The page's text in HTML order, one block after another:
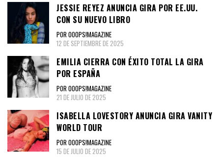
JESSIE REYEZ ANUNCIA GIRA POR EE.UU.
CON SU NUEVO LIBRO
POR OOOPS!MAGAZINE
12 DE SEPTIEMBRE DE 2025
EMILIA CIERRA CON ÉXITO TOTAL LA GIRA
POR ESPAÑA
POR OOOPS!MAGAZINE
21 DE JULIO DE 2025
ISABELLA LOVESTORY ANUNCIA GIRA VANITY
WORLD TOUR
POR OOOPS!MAGAZINE
15 DE JULIO DE 2025